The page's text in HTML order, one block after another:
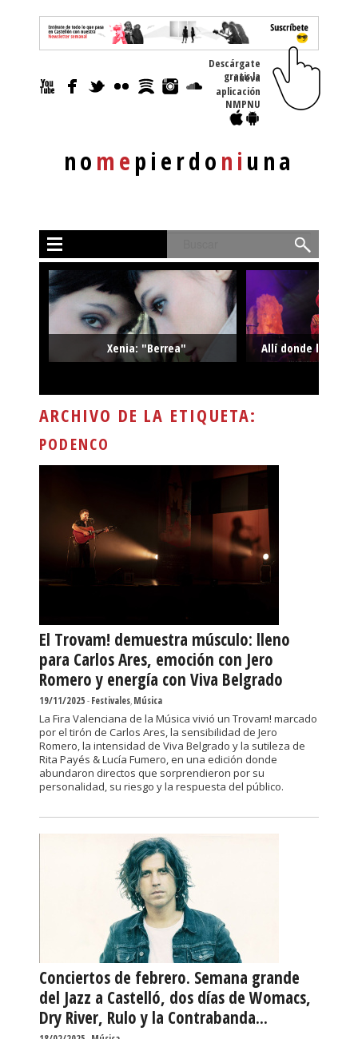
nomepierdoniuna
Descárgate
gratis la nueva
aplicación
NMPNU
Xenia: "Berrea" Allí donde la
ARCHIVO DE LA ETIQUETA:
PODENCO
El Trovam! demuestra músculo: lleno
para Carlos Ares, emoción con Jero
Romero y energía con Viva Belgrado
19/11/2025-Festivales,Música
La Fira Valenciana de la Música vivió un Trovam! marcado
por el tirón de Carlos Ares, la sensibilidad de Jero
Romero, la intensidad de Viva Belgrado y la sutileza de
Rita Payés & Lucía Fumero, en una edición donde
abundaron directos que sorprendieron por su
personalidad, su riesgo y la respuesta del público.
Conciertos de febrero. Semana grande
del Jazz a Castelló, dos días de Womacs,
Dry River, Rulo y la Contrabanda...